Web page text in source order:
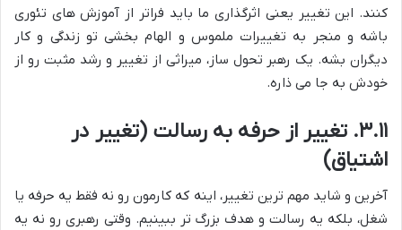
کنند. این تغییر یعنی اثرگذاری ما باید فراتر از آموزش های تئوری
باشه و منجر به تغییرات ملموس و الهام بخشی تو زندگی و کار
دیگران بشه. یک رهبر تحول ساز، میراثی از تغییر و رشد مثبت رو از
خودش به جا می ذاره.
۳.۱۱. تغییر از حرفه به رسالت (تغییر در
اشتیاق)
آخرین و شاید مهم ترین تغییر، اینه که کارمون رو نه فقط یه حرفه یا
شغل، بلکه یه رسالت و هدف بزرگ تر ببینیم. وقتی رهبری رو نه یه